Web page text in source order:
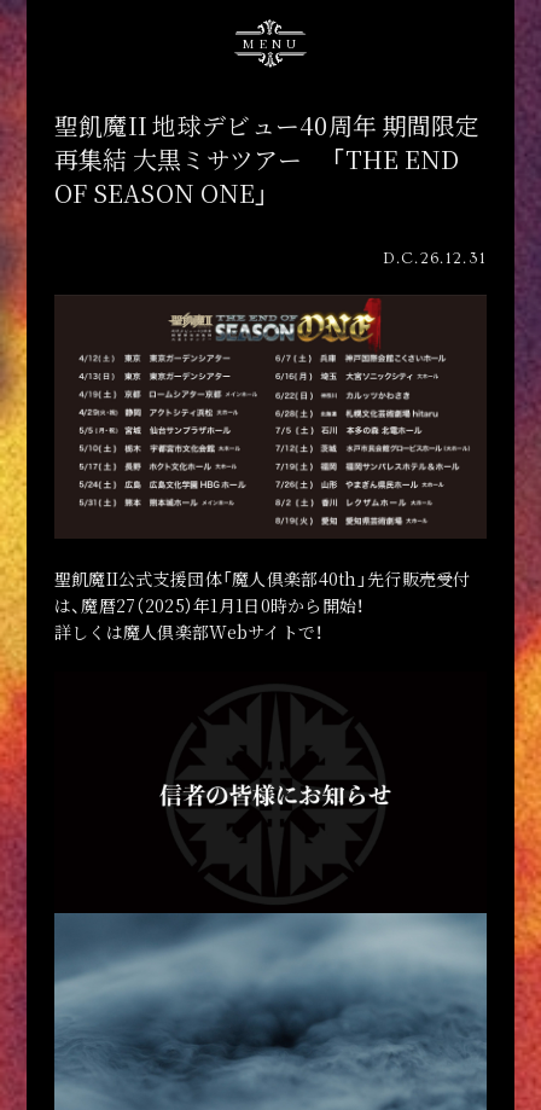
MENU
聖飢魔II 地球デビュー40周年 期間限定
再集結 大黒ミサツアー 「THE END
OF SEASON ONE」
D.C.26.12.31
聖飢魔II公式支援団体「魔人倶楽部40th」先行販売受付
は、魔暦27（2025）年1月1日0時から開始！
詳しくは魔人倶楽部Webサイトで！